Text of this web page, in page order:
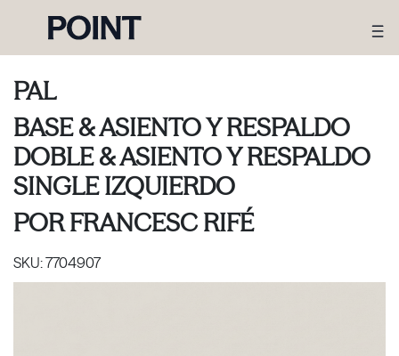
PAL
BASE & ASIENTO Y RESPALDO
DOBLE & ASIENTO Y RESPALDO
SINGLE IZQUIERDO
PORFRANCESC RIFÉ
SKU:7704907